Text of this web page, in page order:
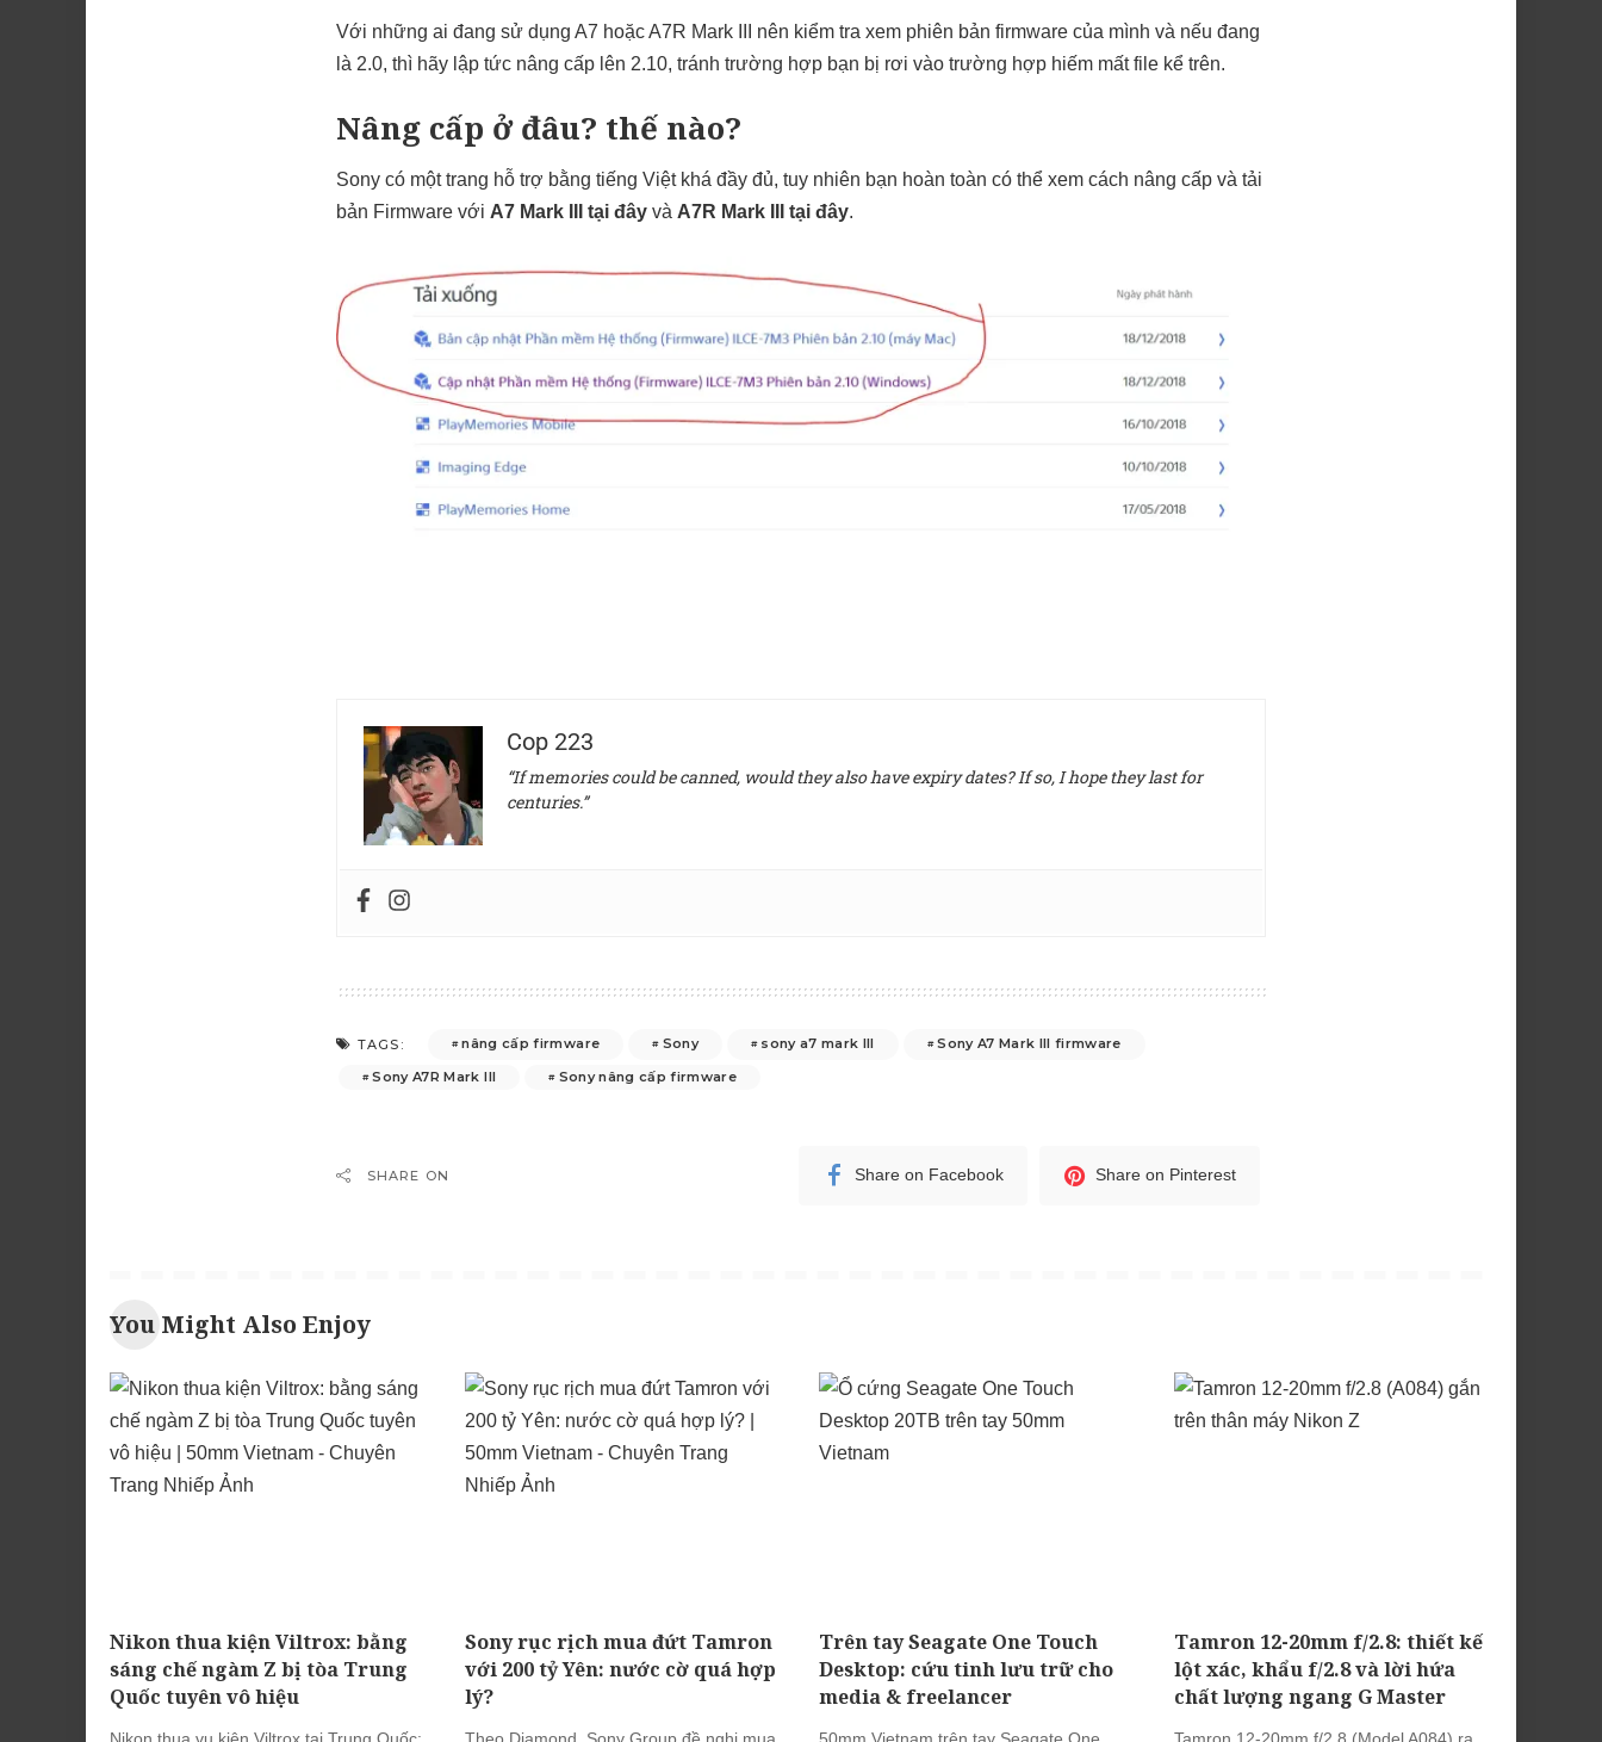
Với những ai đang sử dụng A7 hoặc A7R Mark III nên kiểm tra xem phiên bản firmware của mình và nếu đang
là 2.0, thì hãy lập tức nâng cấp lên 2.10, tránh trường hợp bạn bị rơi vào trường hợp hiếm mất file kể trên.
Nâng cấp ở đâu? thế nào?
Sony có một trang hỗ trợ bằng tiếng Việt khá đầy đủ, tuy nhiên bạn hoàn toàn có thể xem cách nâng cấp và tải
bản Firmware với A7 Mark III tại đây và A7R Mark III tại đây.
Cop 223
“If memories could be canned, would they also have expiry dates? If so, I hope they last for
centuries.”
TAGS: nâng cấp firmware Sony sony a7 mark III
Sony A7 Mark III firmware
Sony A7R Mark III
Sony nâng cấp firmware
SHARE ON Share on Facebook Share on Pinterest
You Might Also Enjoy
Nikon thua kiện Viltrox: bằng
sáng chế ngàm Z bị tòa Trung
Quốc tuyên vô hiệu
Sony rục rịch mua đứt Tamron
với 200 tỷ Yên: nước cờ quá hợp
lý?
Trên tay Seagate One Touch
Desktop: cứu tinh lưu trữ cho
media & freelancer
Tamron 12-20mm f/2.8: thiết kế
lột xác, khẩu f/2.8 và lời hứa
chất lượng ngang G Master